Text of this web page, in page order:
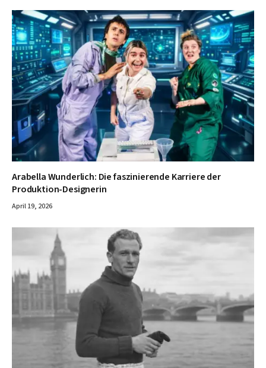
Arabella Wunderlich: Die faszinierende Karriere der
Produktion-Designerin
April 19, 2026